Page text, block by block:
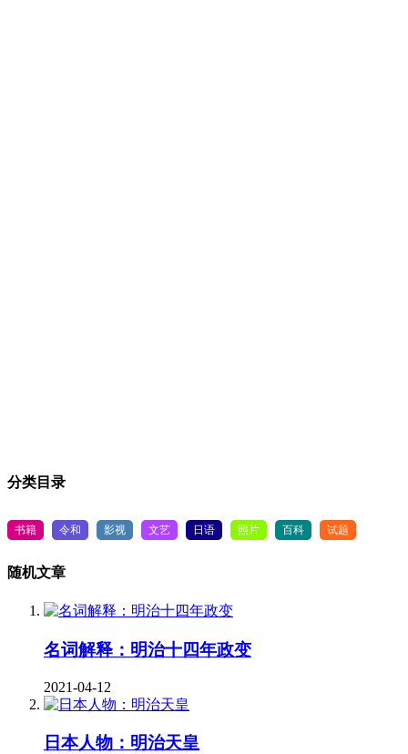
分类目录
书籍 令和 影视 文艺 日语 照片 百科 试题
随机文章
名词解释：明治十四年政变
2021-04-12
日本人物：明治天皇